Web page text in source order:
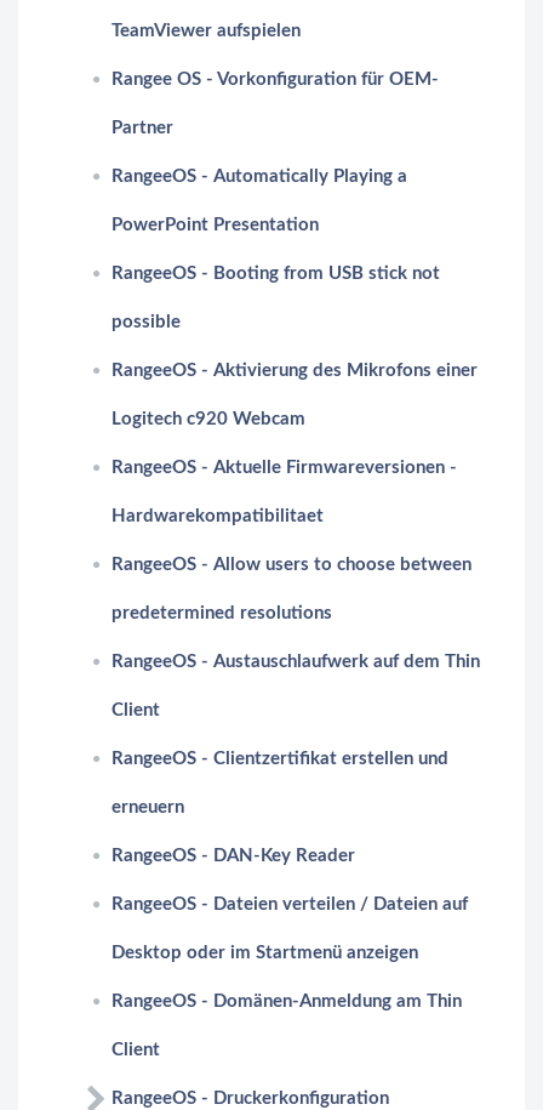
TeamViewer aufspielen
Rangee OS - Vorkonfiguration für OEM-
Partner
RangeeOS - Automatically Playing a
PowerPoint Presentation
RangeeOS - Booting from USB stick not
possible
RangeeOS - Aktivierung des Mikrofons einer
Logitech c920 Webcam
RangeeOS - Aktuelle Firmwareversionen -
Hardwarekompatibilitaet
RangeeOS - Allow users to choose between
predetermined resolutions
RangeeOS - Austauschlaufwerk auf dem Thin
Client
RangeeOS - Clientzertifikat erstellen und
erneuern
RangeeOS - DAN-Key Reader
RangeeOS - Dateien verteilen / Dateien auf
Desktop oder im Startmenü anzeigen
RangeeOS - Domänen-Anmeldung am Thin
Client
RangeeOS - Druckerkonfiguration